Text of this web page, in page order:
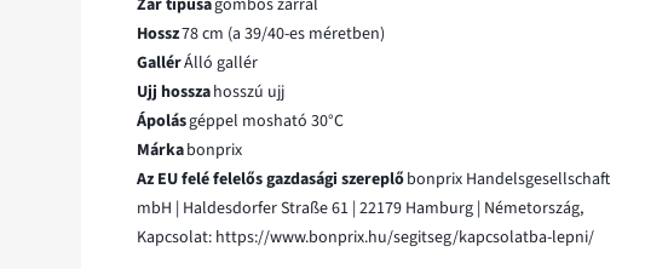
Hossz78 cm (a 39/40-es méretben)
GallérÁlló gallér
Ujj hosszahosszú ujj
Ápolásgéppel mosható 30°C
Márkabonprix
Az EU felé felelős gazdasági szereplőbonprix Handelsgesellschaft
mbH | Haldesdorfer Straße 61 | 22179 Hamburg | Németország,
Kapcsolat: https://www.bonprix.hu/segitseg/kapcsolatba-lepni/